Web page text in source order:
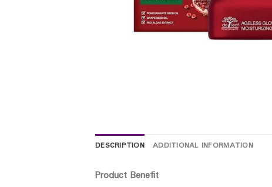
DESCRIPTION ADDITIONAL INFORMATION
Product Benefit